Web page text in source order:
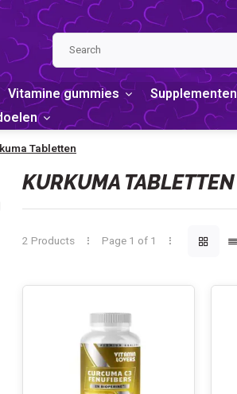
Vitamine gummies Supplementen
Tabletten
KURKUMA TABLETTEN
2 Products Page 1 of 1